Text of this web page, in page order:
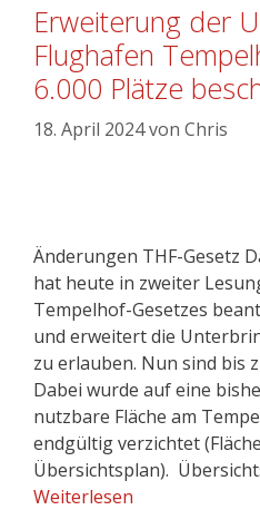
Erweiterung der
Flughafen
6.000 Plätze
18. April 2024von Chris
Änderungen THF-Gesetz
hat heute in zweiter
Tempelhof-Gesetzes
und erweitert die
zu erlauben. Nun sind bis
Dabei wurde auf eine
nutzbare Fläche am
endgültig verzichtet
Übersichtsplan).
Weiterlesen